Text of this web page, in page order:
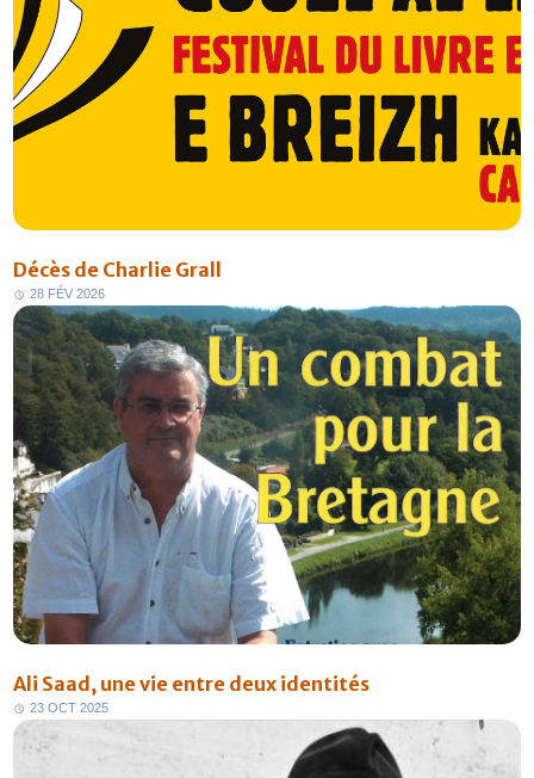
Décès de Charlie Grall
28 FÉV 2026
Ali Saad, une vie entre deux identités
23 OCT 2025